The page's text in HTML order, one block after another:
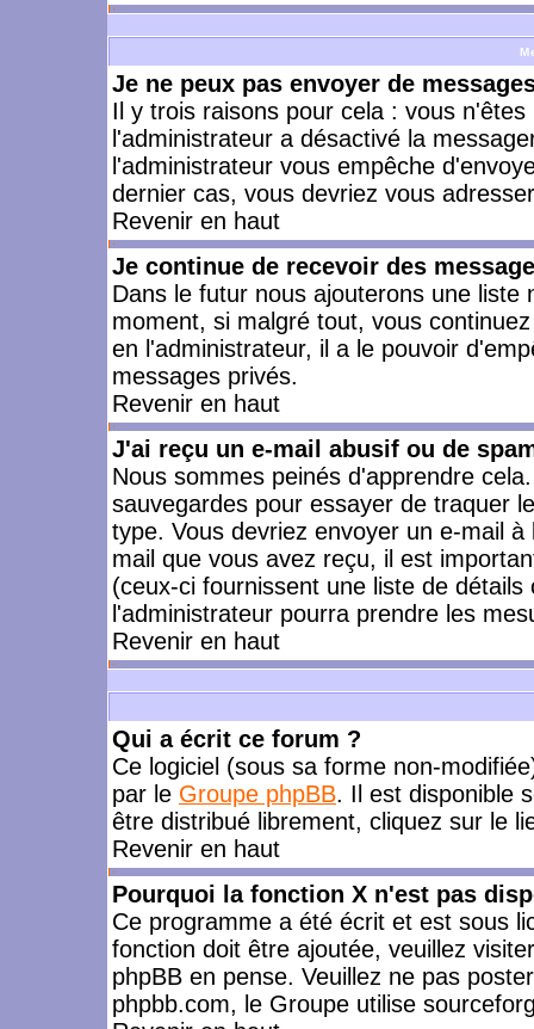
Je ne peux pas envoyer de
Il y trois raisons pour cela : vous
l'administrateur a désactivé la
l'administrateur vous empêche
dernier cas, vous devriez vous
Revenir en haut
Je continue de recevoir des
Dans le futur nous ajouterons une
moment, si malgré tout, vous
en l'administrateur, il a le pouvoir
messages privés.
Revenir en haut
J'ai reçu un e-mail abusif ou de
Nous sommes peinés d'apprendre
sauvegardes pour essayer de traquer
type. Vous devriez envoyer un e-mail
mail que vous avez reçu, il est
(ceux-ci fournissent une liste de
l'administrateur pourra prendre les
Revenir en haut
Qui a écrit ce forum ?
Ce logiciel (sous sa forme non-
par le Groupe phpBB. Il est disponible
être distribué librement, cliquez sur le
Revenir en haut
Pourquoi la fonction X n'est pas
Ce programme a été écrit et est sous
fonction doit être ajoutée, veuillez
phpBB en pense. Veuillez ne pas
phpbb.com, le Groupe utilise